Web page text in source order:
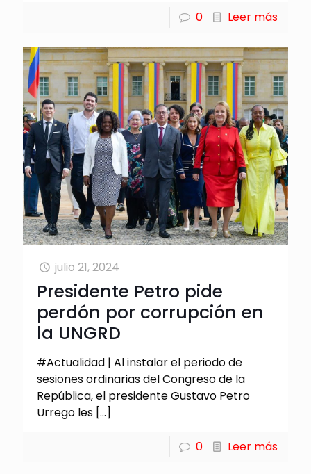
0 Leer más
julio 21, 2024
Presidente Petro pide
perdón por corrupción en
la UNGRD
#Actualidad | Al instalar el periodo de
sesiones ordinarias del Congreso de la
República, el presidente Gustavo Petro
Urrego les […]
0 Leer más